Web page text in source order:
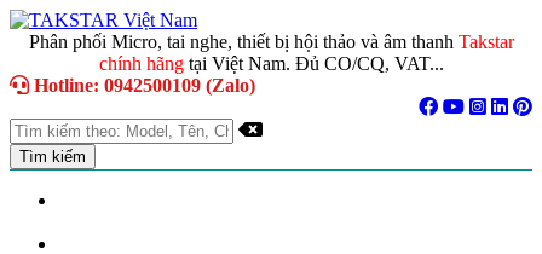
Phân phối Micro, tai nghe, thiết bị hội thảo và âm thanh Takstar
chính hãng tại Việt Nam. Đủ CO/CQ, VAT...
Hotline: 0942500109 (Zalo)